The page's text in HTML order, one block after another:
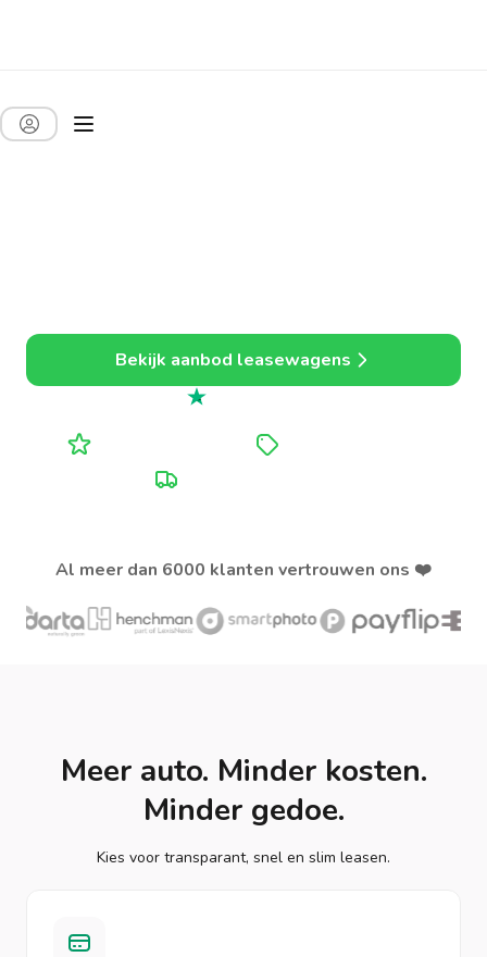
Bekijk aanbod leasewagens
4.7 uit 5
Al meer dan 6000 klanten vertrouwen ons ❤️
Meer auto. Minder kosten.
Minder gedoe.
Kies voor transparant, snel en slim leasen.